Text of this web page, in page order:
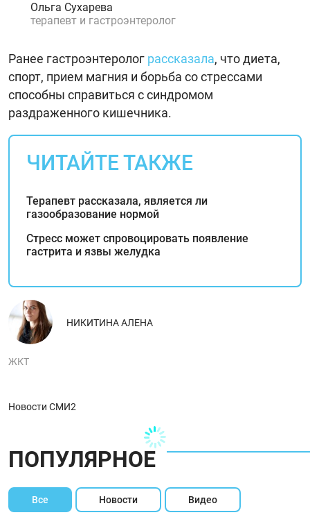
Ольга Сухарева
терапевт и гастроэнтеролог
Ранее гастроэнтеролог рассказала, что диета,
спорт, прием магния и борьба со стрессами
способны справиться с синдромом
раздраженного кишечника.
ЧИТАЙТЕ ТАКЖЕ
Терапевт рассказала, является ли
газообразование нормой
Стресс может спровоцировать появление
гастрита и язвы желудка
НИКИТИНА АЛЕНА
ЖКТ
Новости СМИ2
ПОПУЛЯРНОЕ
Все Новости Видео